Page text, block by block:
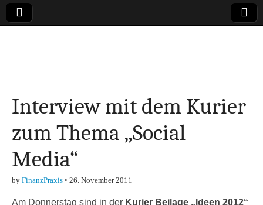
Finanzen,
Marketing-, Vertrieb-
& Investment-Tipps
Interview mit dem Kurier
zum Thema „Social
Media“
by FinanzPraxis • 26. November 2011
Am Donnerstag sind in der Kurier Beilage „Ideen 2012“